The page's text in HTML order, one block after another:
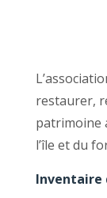
restaurer,
patrimoine
l’île et du
Inventaire